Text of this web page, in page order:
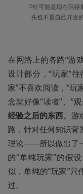
P社可能是现在活
头也不是自己开发
在网络上的各路“游
设计部分，“玩家”
家”不喜欢阅读，“
念就好像“读者”、“
经验之后的东西。游
路，针对任何知识背
理论——所以做出了
的“单纯玩家”的假
似，单纯的“玩家”
过。